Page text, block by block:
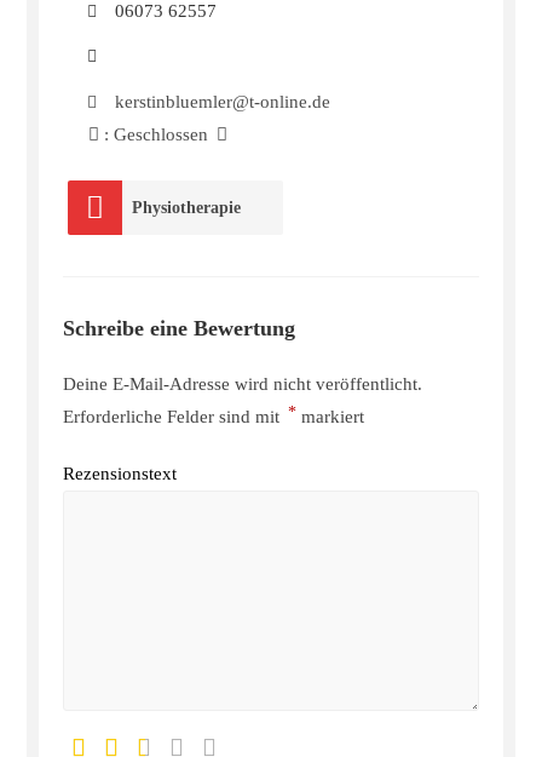
06073 62557
kerstinbluemler@t-online.de
: Geschlossen
Physiotherapie
Schreibe eine Bewertung
Deine E-Mail-Adresse wird nicht veröffentlicht.
Erforderliche Felder sind mit * markiert
Rezensionstext